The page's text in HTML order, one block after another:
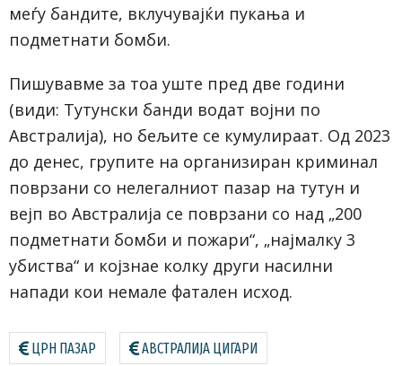
меѓу бандите, вклучувајќи пукања и
подметнати бомби.
Пишувавме за тоа уште пред две години
(види: Тутунски банди водат војни по
Австралија), но бељите се кумулираат. Од 2023
до денес, групите на организиран криминал
поврзани со нелегалниот пазар на тутун и
вејп во Австралија се поврзани со над „200
подметнати бомби и пожари“, „најмалку 3
убиства“ и којзнае колку други насилни
напади кои немале фатален исход.
ЦРН ПАЗАР АВСТРАЛИЈА ЦИГАРИ